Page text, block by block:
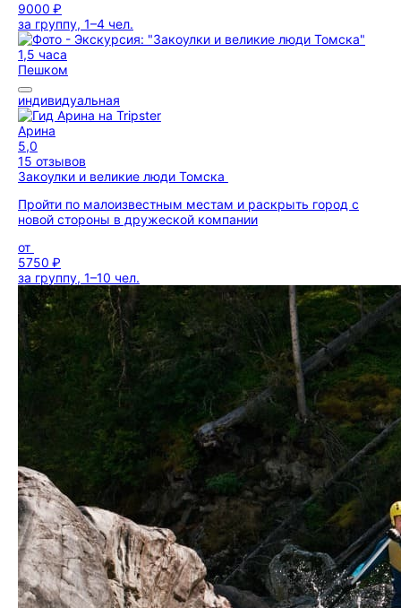
9000 ₽
за группу, 1–4 чел.
1,5 часа
Пешком
индивидуальная
Арина
5,0
15 отзывов
Закоулки и великие люди Томска
Пройти по малоизвестным местам и раскрыть город с
новой стороны в дружеской компании
от
5750 ₽
за группу, 1–10 чел.